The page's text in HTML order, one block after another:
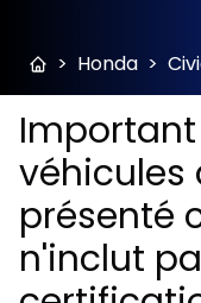
> Honda >
Important
véhicules
présenté
n'inclut